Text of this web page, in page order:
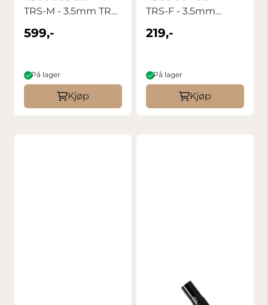
TRS-M - 3.5mm TRS-
M 6m
599,-
På lager
Kjøp
TRS-F - 3.5mm
TRRS-M
219,-
På lager
Kjøp